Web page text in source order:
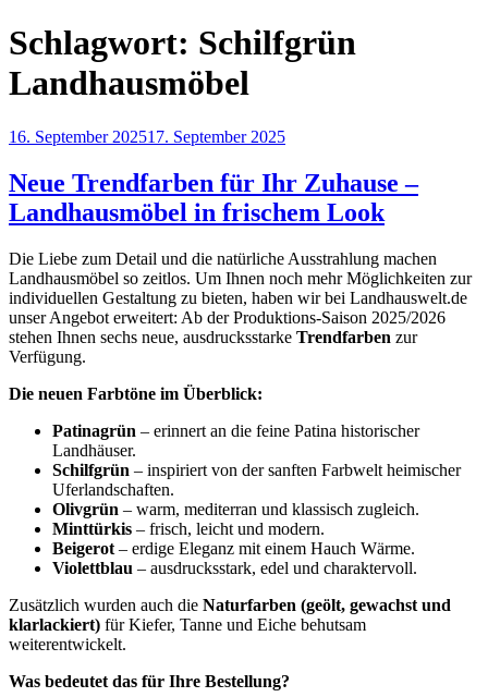
Schlagwort: Schilfgrün
Landhausmöbel
Veröffentlicht
16. September 202517. September 2025
Neue Trendfarben für Ihr Zuhause –
Landhausmöbel in frischem Look
Die Liebe zum Detail und die natürliche Ausstrahlung machen
Landhausmöbel so zeitlos. Um Ihnen noch mehr Möglichkeiten zur
individuellen Gestaltung zu bieten, haben wir bei Landhauswelt.de
unser Angebot erweitert: Ab der Produktions-Saison 2025/2026
stehen Ihnen sechs neue, ausdrucksstarke Trendfarben zur
Verfügung.
Die neuen Farbtöne im Überblick:
Patinagrün – erinnert an die feine Patina historischer
Landhäuser.
Schilfgrün – inspiriert von der sanften Farbwelt heimischer
Uferlandschaften.
Olivgrün – warm, mediterran und klassisch zugleich.
Minttürkis – frisch, leicht und modern.
Beigerot – erdige Eleganz mit einem Hauch Wärme.
Violettblau – ausdrucksstark, edel und charaktervoll.
Zusätzlich wurden auch die Naturfarben (geölt, gewachst und
klarlackiert) für Kiefer, Tanne und Eiche behutsam
weiterentwickelt.
Was bedeutet das für Ihre Bestellung?